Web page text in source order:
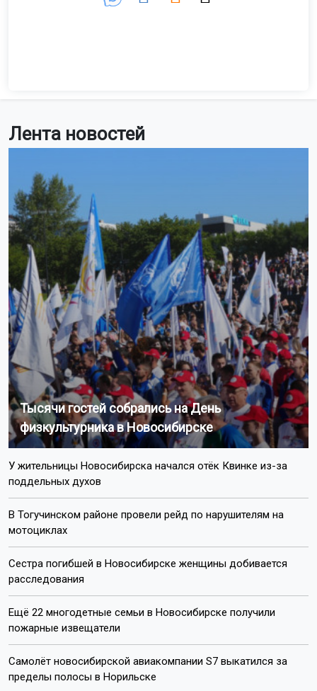
Лента новостей
Тысячи гостей собрались на День
физкультурника в Новосибирске
У жительницы Новосибирска начался отёк Квинке из-за
поддельных духов
В Тогучинском районе провели рейд по нарушителям на
мотоциклах
Сестра погибшей в Новосибирске женщины добивается
расследования
Ещё 22 многодетные семьи в Новосибирске получили
пожарные извещатели
Самолёт новосибирской авиакомпании S7 выкатился за
пределы полосы в Норильске